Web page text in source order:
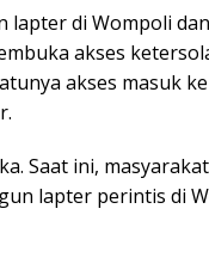
lapter di Wompoli
akses
akses masuk
Saat ini,
lapter perintis di